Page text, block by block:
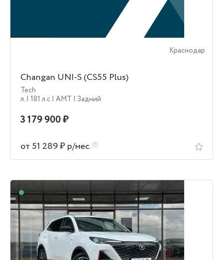
Краснодар
Changan UNI-S (CS55 Plus)
Tech
л. | 181 л.c | AMT | Задний
3 179 900 ₽
от 51 289 ₽ р/мес.
В наличии